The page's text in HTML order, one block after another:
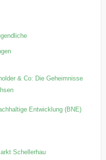
& Co: Die Geheimnisse
Entwicklung (BNE)
Schellerhau